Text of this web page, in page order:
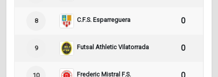
8 C.F.S. Esparreguera 0
9 Futsal Athletic Vilatorrada 0
10 Frederic Mistral F.S.